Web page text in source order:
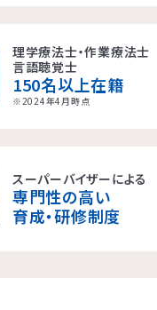
理学療法士・作業療法士
言語聴覚士
150名以上在籍
※2024年4月時点
スーパーバイザーによる
専門性の高い
育成・研修制度